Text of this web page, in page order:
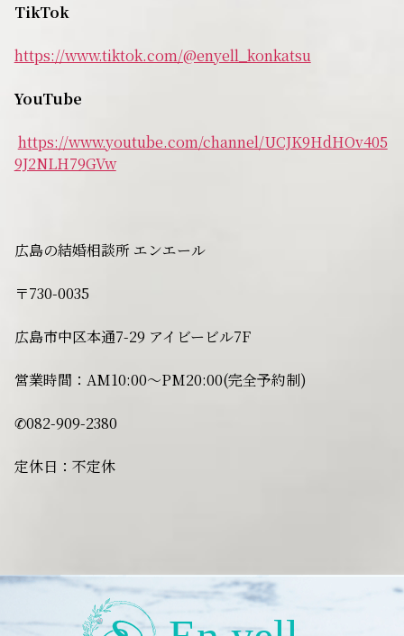
TikTok
https://www.tiktok.com/@enyell_konkatsu
YouTube
https://www.youtube.com/channel/UCJK9HdHOv405
9J2NLH79GVw
広島の結婚相談所 エンエール
〒730-0035
広島市中区本通7-29 アイビービル7F
営業時間：AM10:00〜PM20:00(完全予約制)
✆082-909-2380
定休日：不定休